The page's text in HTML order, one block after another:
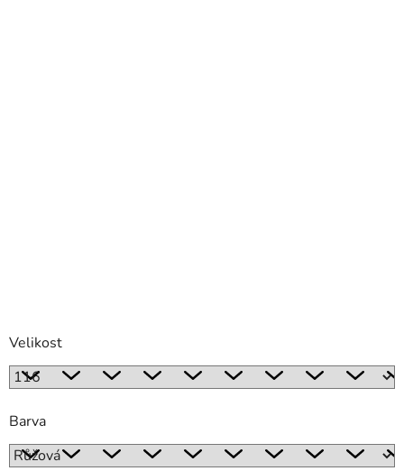
Velikost
Barva